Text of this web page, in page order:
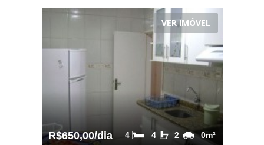
VER IMÓVEL
R$650,00/dia 0m²
2
4
4